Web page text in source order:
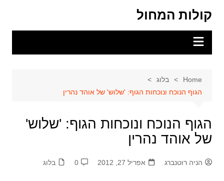
content
קולות המחול
Home
בלוג
הגוף הנוכח ונוכחות הגוף: 'שלוש' של אוהד נהרין
הגוף הנוכח ונוכחות הגוף: 'שלוש'
של אוהד נהרין
הניה רוטנברג אפריל 27, 2012 0 בלוג